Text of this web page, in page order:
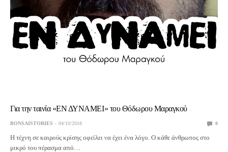
Για την ταινία «ΕΝ ΔΥΝΑΜΕΙ» του Θόδωρου Μαραγκού
BONSAISTORIES 04/10/2018 0
Η τέχνη σε καιρούς κρίσης οφείλει να έχει ένα λόγο. Ο κάθε άνθρωπος στο
μικρό του πέρασμα από…